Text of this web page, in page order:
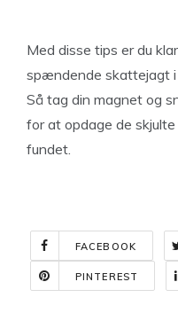
Med disse tips er du
spændende skattejagt i
Så tag din magnet og
for at opdage de
fundet.
FACEBOOK
PINTEREST